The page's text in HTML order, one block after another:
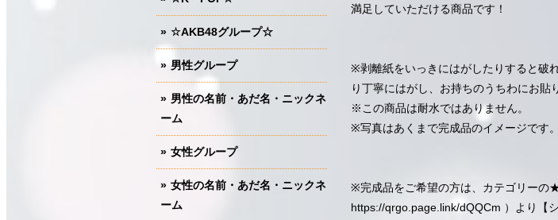
満足していただける商品です！
※剥離紙をいっきにはがしたりすると破
り丁寧にはがし、お持ちのうちわにお貼
※この商品は耐水ではありません。
※写真はあくまで完成品のイメージです。
※完成品をご希望の方は、カテゴリー
https://qrgo.page.link/dQQCm ）より【
☆AKB48グループ☆
男性グループ
男性の名前・あだ名・ニックネ
ーム
女性グループ
女性の名前・あだ名・ニックネ
ーム